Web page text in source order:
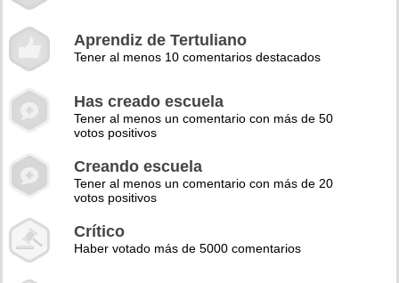
Aprendiz de Tertuliano
Tener al menos 10 comentarios destacados
Has creado escuela
Tener al menos un comentario con más de 50
votos positivos
Creando escuela
Tener al menos un comentario con más de 20
votos positivos
Crítico
Haber votado más de 5000 comentarios